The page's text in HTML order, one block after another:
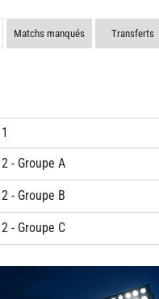
- Groupe A
- Groupe B
- Groupe C
Matchs manqués Transferts